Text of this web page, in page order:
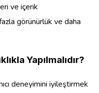
ve içerik
görünürlük ve daha
Yapılmalıdır?
deneyimini iyileştirmek